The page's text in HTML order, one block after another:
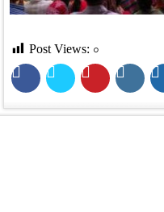
Post Views: ০